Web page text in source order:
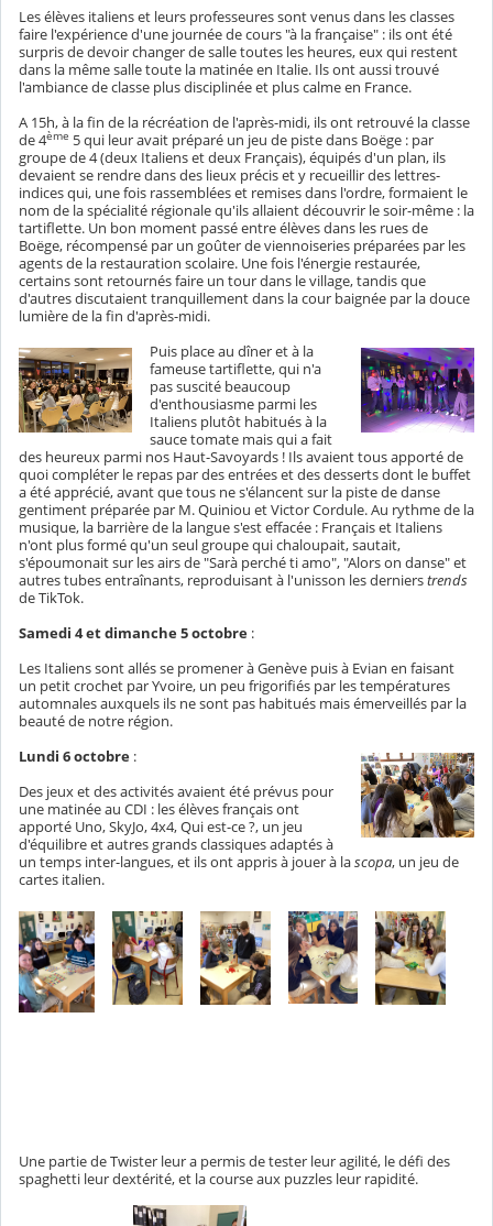
Les élèves italiens et leurs professeures sont venus dans les classes
faire l'expérience d'une journée de cours "à la française" : ils ont été
surpris de devoir changer de salle toutes les heures, eux qui restent
dans la même salle toute la matinée en Italie. Ils ont aussi trouvé
l'ambiance de classe plus disciplinée et plus calme en France.
A 15h, à la fin de la récréation de l'après-midi, ils ont retrouvé la classe
de 4ème 5 qui leur avait préparé un jeu de piste dans Boëge : par
groupe de 4 (deux Italiens et deux Français), équipés d'un plan, ils
devaient se rendre dans des lieux précis et y recueillir des lettres-
indices qui, une fois rassemblées et remises dans l'ordre, formaient le
nom de la spécialité régionale qu'ils allaient découvrir le soir-même : la
tartiflette. Un bon moment passé entre élèves dans les rues de
Boëge, récompensé par un goûter de viennoiseries préparées par les
agents de la restauration scolaire. Une fois l'énergie restaurée,
certains sont retournés faire un tour dans le village, tandis que
d'autres discutaient tranquillement dans la cour baignée par la douce
lumière de la fin d'après-midi.
Puis place au dîner et à la
fameuse tartiflette, qui n'a
pas suscité beaucoup
d'enthousiasme parmi les
Italiens plutôt habitués à la
sauce tomate mais qui a fait
des heureux parmi nos Haut-Savoyards ! Ils avaient tous apporté de
quoi compléter le repas par des entrées et des desserts dont le buffet
a été apprécié, avant que tous ne s'élancent sur la piste de danse
gentiment préparée par M. Quiniou et Victor Cordule. Au rythme de la
musique, la barrière de la langue s'est effacée : Français et Italiens
n'ont plus formé qu'un seul groupe qui chaloupait, sautait,
s'époumonait sur les airs de "Sarà perché ti amo", "Alors on danse" et
autres tubes entraînants, reproduisant à l'unisson les dernierstrends
de TikTok.
Samedi 4 et dimanche 5 octobre :
Les Italiens sont allés se promener à Genève puis à Evian en faisant
un petit crochet par Yvoire, un peu frigorifiés par les températures
automnales auxquels ils ne sont pas habitués mais émerveillés par la
beauté de notre région.
Lundi 6 octobre :
Des jeux et des activités avaient été prévus pour
une matinée au CDI : les élèves français ont
apporté Uno, SkyJo, 4x4, Qui est-ce ?, un jeu
d'équilibre et autres grands classiques adaptés à
un temps inter-langues, et ils ont appris à jouer à lascopa, un jeu de
cartes italien.
Une partie de Twister leur a permis de tester leur agilité, le défi des
spaghetti leur dextérité, et la course aux puzzles leur rapidité.